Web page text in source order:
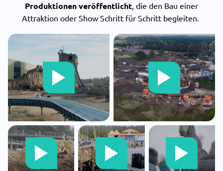
Produktionen veröffentlicht, die den Bau einer
Attraktion oder Show Schritt für Schritt begleiten.